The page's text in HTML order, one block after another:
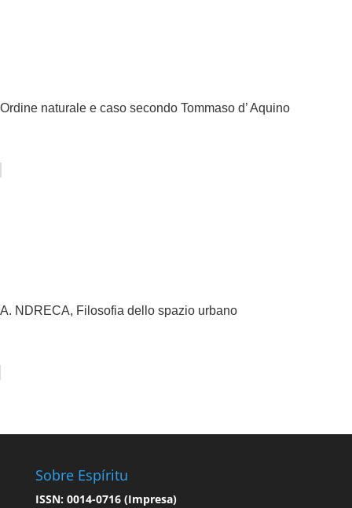
Ordine naturale e caso secondo Tommaso d’ Aquino
A. NDRECA, Filosofia dello spazio urbano
Sobre Espíritu
ISSN: 0014-0716 (Impresa)